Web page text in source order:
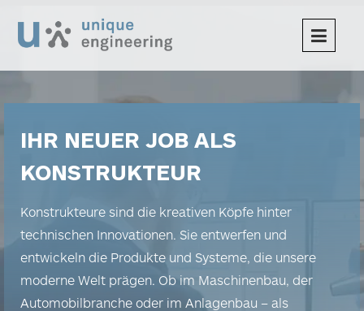
Toggle
IHR NEUER JOB ALS
KONSTRUKTEUR
Konstrukteure sind die kreativen Köpfe hinter
technischen Innovationen. Sie entwerfen und
entwickeln die Produkte und Systeme, die unsere
moderne Welt prägen. Ob im Maschinenbau, der
Automobilbranche oder im Anlagenbau – als